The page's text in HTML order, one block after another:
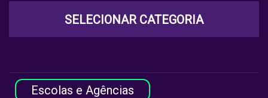
SELECIONAR CATEGORIA
Escolas e Agências